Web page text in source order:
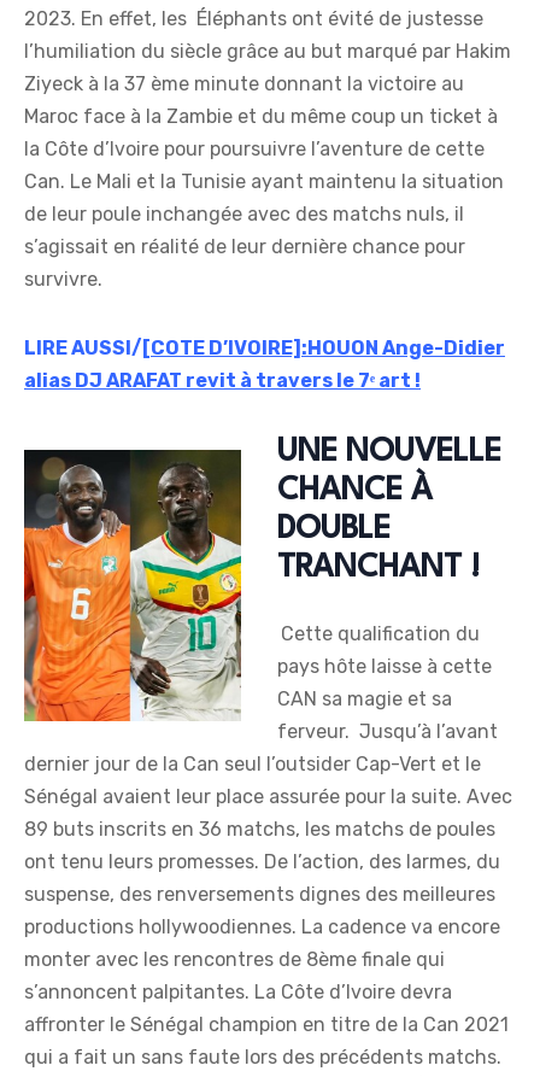
2023. En effet, les Éléphants ont évité de justesse
l’humiliation du siècle grâce au but marqué par Hakim
Ziyeck à la 37 ème minute donnant la victoire au
Maroc face à la Zambie et du même coup un ticket à
la Côte d’Ivoire pour poursuivre l’aventure de cette
Can. Le Mali et la Tunisie ayant maintenu la situation
de leur poule inchangée avec des matchs nuls, il
s’agissait en réalité de leur dernière chance pour
survivre.
LIRE AUSSI/ [COTE D’IVOIRE]:HOUON Ange-Didier
alias DJ ARAFAT revit à travers le 7ᵉ art !
UNE NOUVELLE
CHANCE À
DOUBLE
TRANCHANT !
Cette qualification du
pays hôte laisse à cette
CAN sa magie et sa
ferveur. Jusqu’à l’avant
dernier jour de la Can seul l’outsider Cap-Vert et le
Sénégal avaient leur place assurée pour la suite. Avec
89 buts inscrits en 36 matchs, les matchs de poules
ont tenu leurs promesses. De l’action, des larmes, du
suspense, des renversements dignes des meilleures
productions hollywoodiennes. La cadence va encore
monter avec les rencontres de 8ème finale qui
s’annoncent palpitantes. La Côte d’Ivoire devra
affronter le Sénégal champion en titre de la Can 2021
qui a fait un sans faute lors des précédents matchs.